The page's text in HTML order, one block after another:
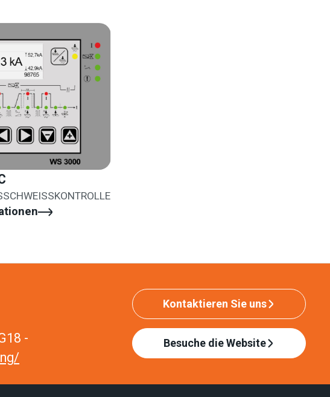
-
Kontaktieren Sie uns
Besuche die Website